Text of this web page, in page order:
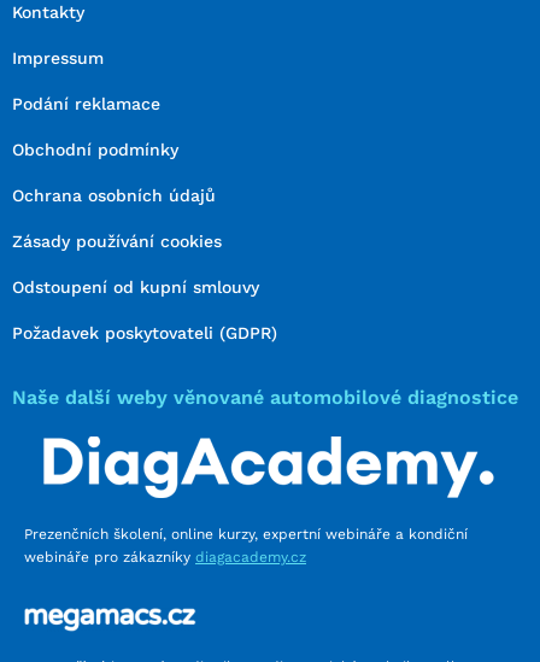
Kontakty
Impressum
Podání reklamace
Obchodní podmínky
Ochrana osobních údajů
Zásady používání cookies
Odstoupení od kupní smlouvy
Požadavek poskytovateli (GDPR)
Naše další weby věnované automobilové diagnostice
Prezenčních školení, online kurzy, expertní webináře a kondiční
webináře pro zákazníky diagacademy.cz